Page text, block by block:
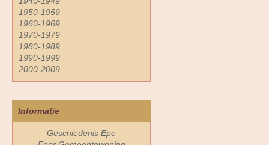
1950-1959
1960-1969
1970-1979
1980-1989
1990-1999
2000-2009
Informatie
Geschiedenis Epe